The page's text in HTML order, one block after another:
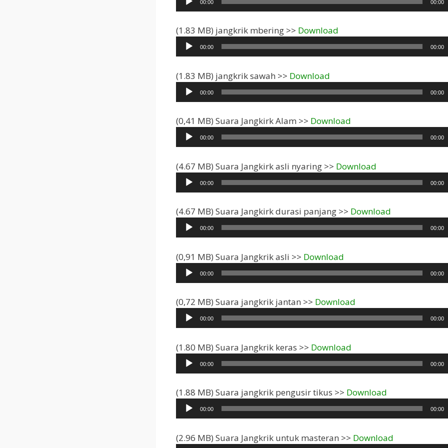
00:00 00:00
(1.83 MB) jangkrik mbering >> Download
Audio
00:00 00:00
(1.83 MB) jangkrik sawah >> Download
Audio
00:00 00:00
(0,41 MB) Suara Jangkirk Alam >> Download
Audio
00:00 00:00
(4.67 MB) Suara Jangkirk asli nyaring >> Download
Audio
00:00 00:00
(4.67 MB) Suara Jangkirk durasi panjang >> Download
Audio
00:00 00:00
(0,91 MB) Suara Jangkrik asli >> Download
Audio
00:00 00:00
(0,72 MB) Suara jangkrik jantan >> Download
Audio
00:00 00:00
(1.80 MB) Suara Jangkrik keras >> Download
Audio
00:00 00:00
(1.88 MB) Suara jangkrik pengusir tikus >> Download
Audio
00:00 00:00
(2.96 MB) Suara Jangkrik untuk masteran >> Download